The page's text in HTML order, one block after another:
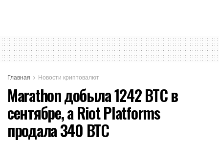
Главная Новости криптовалют
Marathon добыла 1242 BTC в
сентябре, а Riot Platforms
продала 340 BTC